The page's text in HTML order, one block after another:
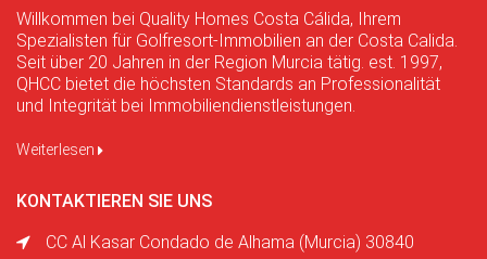
Willkommen bei Quality Homes Costa Cálida, Ihrem
Spezialisten für Golfresort-Immobilien an der Costa Calida.
Seit über 20 Jahren in der Region Murcia tätig. est. 1997,
QHCC bietet die höchsten Standards an Professionalität
und Integrität bei Immobiliendienstleistungen.
Weiterlesen
KONTAKTIEREN SIE UNS
CC Al Kasar Condado de Alhama (Murcia) 30840